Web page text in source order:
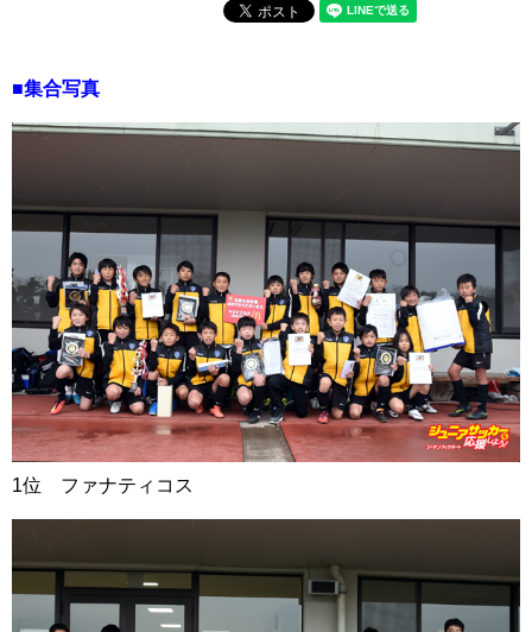
■集合写真
1位 ファナティコス